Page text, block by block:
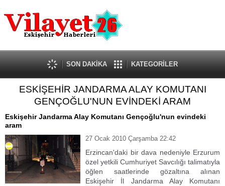
Güncel
Ekonomi
Politika
Eğitim
Spor
Kültür-Sanat
Röportaj
Tanıtım Yazısı
SON DAKİKA KATEGORİLER
ESKİŞEHİR JANDARMA ALAY KOMUTANI
GENÇOĞLU'NUN EVİNDEKİ ARAM
Eskişehir Jandarma Alay Komutanı Gençoğlu'nun evindeki
aram
27 Ocak 2010 Çarşamba 22:42
Erzincan'daki bir dava nedeniyle Erzurum
özel yetkili Cumhuriyet Savcılığı talimatıyla
öğlen saatlerinde gözaltına alınan
Eskişehir İl Jandarma Alay Komutanı